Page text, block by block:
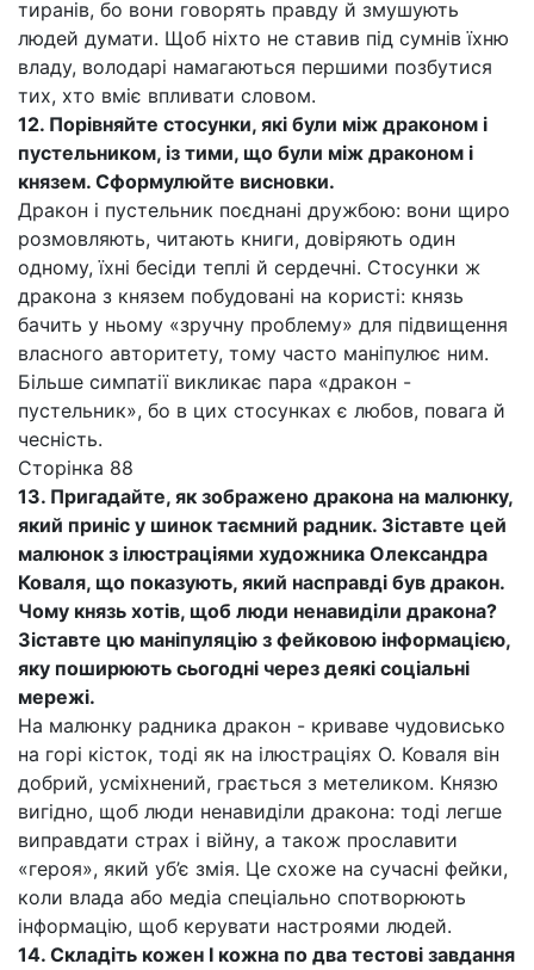
тиранів, бо вони говорять правду й змушують
людей думати. Щоб ніхто не ставив під сумнів їхню
владу, володарі намагаються першими позбутися
тих, хто вміє впливати словом.
12. Порівняйте стосунки, які були між драконом і
пустельником, із тими, що були між драконом і
князем. Сформулюйте висновки.
Дракон і пустельник поєднані дружбою: вони щиро
розмовляють, читають книги, довіряють один
одному, їхні бесіди теплі й сердечні. Стосунки ж
дракона з князем побудовані на користі: князь
бачить у ньому «зручну проблему» для підвищення
власного авторитету, тому часто маніпулює ним.
Більше симпатії викликає пара «дракон -
пустельник», бо в цих стосунках є любов, повага й
чесність.
Сторінка 88
13. Пригадайте, як зображено дракона на малюнку,
який приніс у шинок таємний радник. Зіставте цей
малюнок з ілюстраціями художника Олександра
Коваля, що показують, який насправді був дракон.
Чому князь хотів, щоб люди ненавиділи дракона?
Зіставте цю маніпуляцію з фейковою інформацією,
яку поширюють сьогодні через деякі соціальні
мережі.
На малюнку радника дракон - криваве чудовисько
на горі кісток, тоді як на ілюстраціях О. Коваля він
добрий, усміхнений, грається з метеликом. Князю
вигідно, щоб люди ненавиділи дракона: тоді легше
виправдати страх і війну, а також прославити
«героя», який уб’є змія. Це схоже на сучасні фейки,
коли влада або медіа спеціально спотворюють
інформацію, щоб керувати настроями людей.
14. Складіть кожен І кожна по два тестові завдання